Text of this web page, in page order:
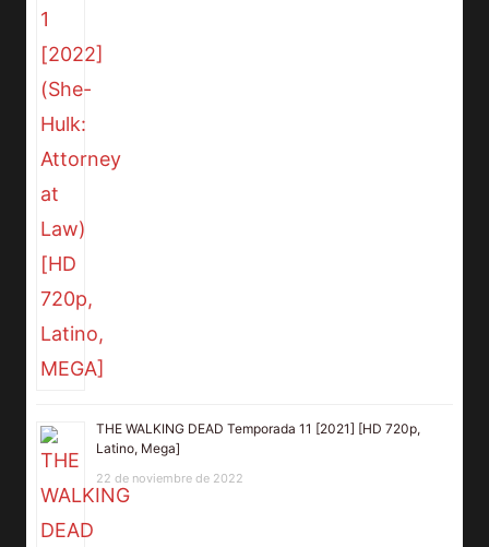
THE WALKING DEAD Temporada 11 [2021] [HD 720p,
Latino, Mega]
22 de noviembre de 2022